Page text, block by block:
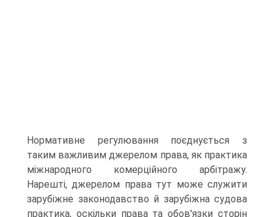
Нормативне регулю­вання поєднується з
таким важливим джерелом права, як практика
міжнародного комерційного арбітражу.
Нарешті, джерелом права тут може служити
зарубіжне законодавство й зарубіжна судова
практика, оскільки права та обов'язки сторін